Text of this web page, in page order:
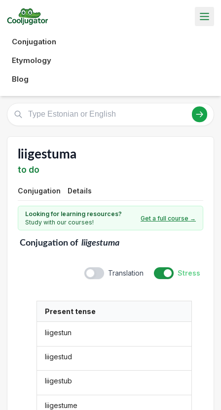
Conjugation
Etymology
Blog
liigestuma
to do
Conjugation Details
Looking for learning resources?
Study with our courses!
Get a full course →
Conjugationof liigestuma
Translation Stress
Present tense
liigestun
liigestud
liigestub
liigestume